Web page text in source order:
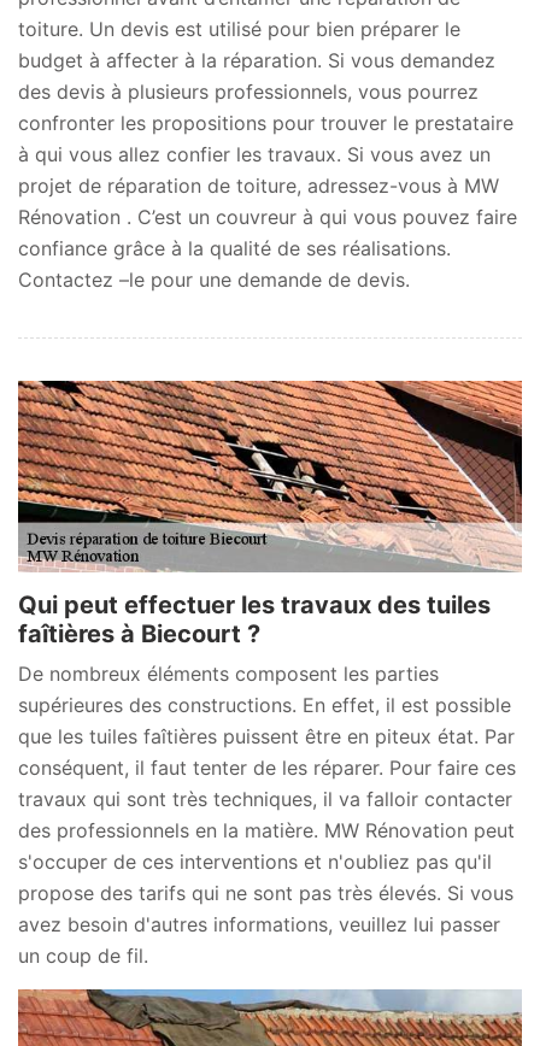
toiture. Un devis est utilisé pour bien préparer le
budget à affecter à la réparation. Si vous demandez
des devis à plusieurs professionnels, vous pourrez
confronter les propositions pour trouver le prestataire
à qui vous allez confier les travaux. Si vous avez un
projet de réparation de toiture, adressez-vous à MW
Rénovation . C’est un couvreur à qui vous pouvez faire
confiance grâce à la qualité de ses réalisations.
Contactez –le pour une demande de devis.
Qui peut effectuer les travaux des tuiles
faîtières à Biecourt ?
De nombreux éléments composent les parties
supérieures des constructions. En effet, il est possible
que les tuiles faîtières puissent être en piteux état. Par
conséquent, il faut tenter de les réparer. Pour faire ces
travaux qui sont très techniques, il va falloir contacter
des professionnels en la matière. MW Rénovation peut
s'occuper de ces interventions et n'oubliez pas qu'il
propose des tarifs qui ne sont pas très élevés. Si vous
avez besoin d'autres informations, veuillez lui passer
un coup de fil.